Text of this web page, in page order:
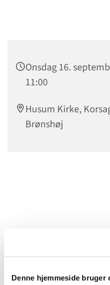
Denne hjemmeside bruger
Onsdag 16.
11:00
Husum Kirke,
Brønshøj